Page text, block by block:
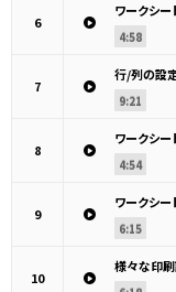
6
ワークシ
4:58
7
行/列の設
9:21
8
ワークシー
4:54
9
ワークシ
6:15
10
様々な印